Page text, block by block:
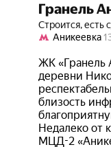
Гранель
Строится, есть
Аникеевка
ЖК «Гранель
деревни
близость
Недалеко от
МЦД-2